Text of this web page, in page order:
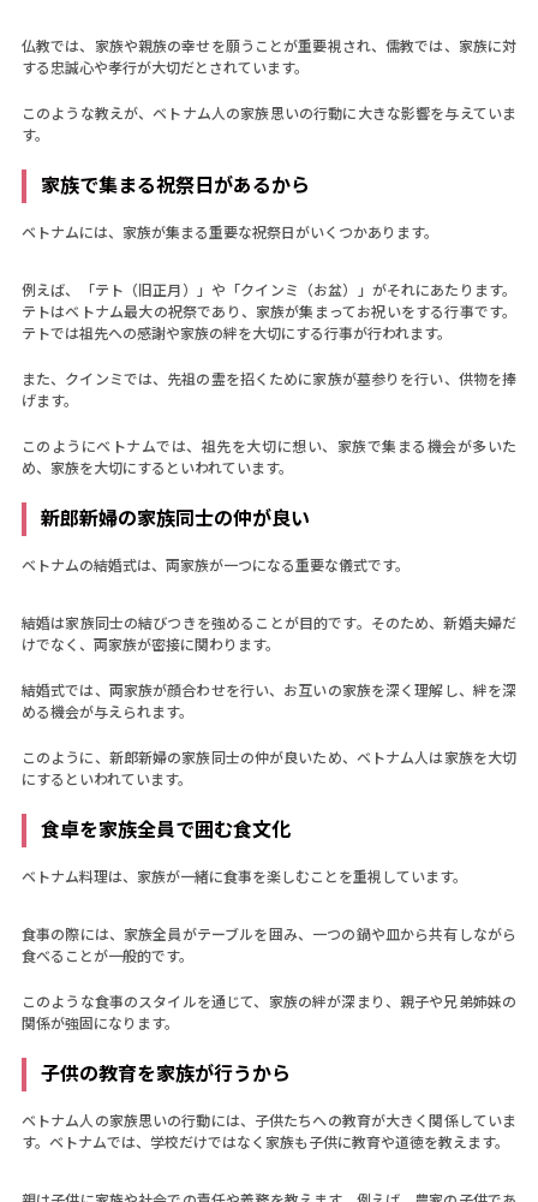
仏教では、家族や親族の幸せを願うことが重要視され、儒教では、家族に対
する忠誠心や孝行が大切だとされています。
このような教えが、ベトナム人の家族思いの行動に大きな影響を与えていま
す。
家族で集まる祝祭日があるから
ベトナムには、家族が集まる重要な祝祭日がいくつかあります。
例えば、「テト（旧正月）」や「クインミ（お盆）」がそれにあたります。
テトはベトナム最大の祝祭であり、家族が集まってお祝いをする行事です。
テトでは祖先への感謝や家族の絆を大切にする行事が行われます。
また、クインミでは、先祖の霊を招くために家族が墓参りを行い、供物を捧
げます。
このようにベトナムでは、祖先を大切に想い、家族で集まる機会が多いた
め、家族を大切にするといわれています。
新郎新婦の家族同士の仲が良い
ベトナムの結婚式は、両家族が一つになる重要な儀式です。
結婚は家族同士の結びつきを強めることが目的です。そのため、新婚夫婦だ
けでなく、両家族が密接に関わります。
結婚式では、両家族が顔合わせを行い、お互いの家族を深く理解し、絆を深
める機会が与えられます。
このように、新郎新婦の家族同士の仲が良いため、ベトナム人は家族を大切
にするといわれています。
食卓を家族全員で囲む食文化
ベトナム料理は、家族が一緒に食事を楽しむことを重視しています。
食事の際には、家族全員がテーブルを囲み、一つの鍋や皿から共有しながら
食べることが一般的です。
このような食事のスタイルを通じて、家族の絆が深まり、親子や兄弟姉妹の
関係が強固になります。
子供の教育を家族が行うから
ベトナム人の家族思いの行動には、子供たちへの教育が大きく関係していま
す。ベトナムでは、学校だけではなく家族も子供に教育や道徳を教えます。